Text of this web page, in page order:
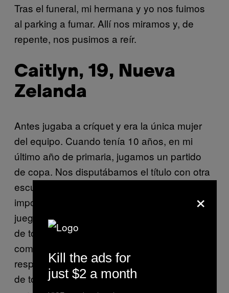
Tras el funeral, mi hermana y yo nos fuimos
al parking a fumar. Allí nos miramos y, de
repente, nos pusimos a reír.
Caitlyn, 19, Nueva
Zelanda
Antes jugaba a críquet y era la única mujer
del equipo. Cuando tenía 10 años, en mi
último año de primaria, jugamos un partido
de copa. Nos disputábamos el título con otra
escuela privada y fue el partido más
importante del año. Momentos antes del
juego, nuestro entrenador nos dijo, delante
de todo el equipo, que me había elegido
como capitana. Era una gran
responsabilidad. De repente estaba a cargo
de todos aquellos chicos. Era muy joven,
×
Kill the ads for
just $2 a month